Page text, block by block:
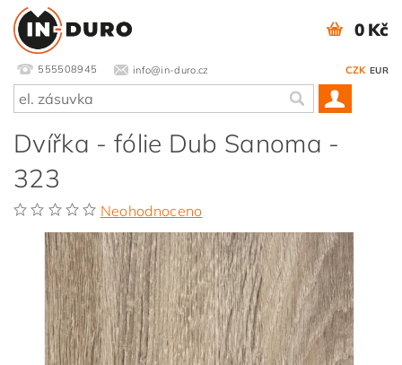
555508945 info@in-duro.cz CZK EUR
0 Kč
Dvířka - fólie Dub Sanoma -
323
Neohodnoceno